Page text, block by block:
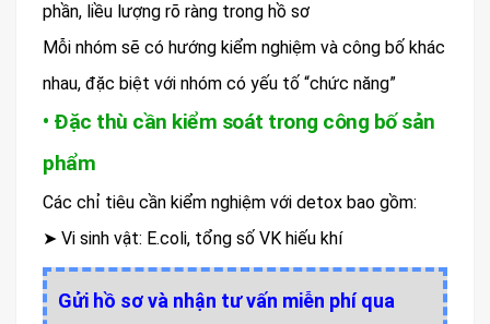
phần, liều lượng rõ ràng trong hồ sơ
Mỗi nhóm sẽ có hướng kiểm nghiệm và công bố khác
nhau, đặc biệt với nhóm có yếu tố “chức năng”
• Đặc thù cần kiểm soát trong công bố sản
phẩm
Các chỉ tiêu cần kiểm nghiệm với detox bao gồm:
➤ Vi sinh vật: E.coli, tổng số VK hiếu khí
Gửi hồ sơ và nhận tư vấn miễn phí qua